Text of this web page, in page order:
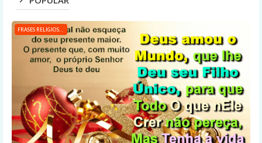
FRASES RELIGIOSAS